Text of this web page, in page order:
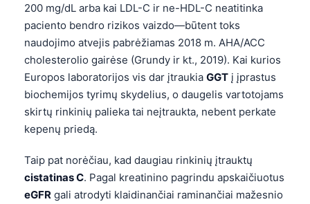
200 mg/dL arba kai LDL-C ir ne-HDL-C neatitinka
paciento bendro rizikos vaizdo—būtent toks
naudojimo atvejis pabrėžiamas 2018 m. AHA/ACC
cholesterolio gairėse (Grundy ir kt., 2019). Kai kurios
Europos laboratorijos vis dar įtraukia GGT į įprastus
biochemijos tyrimų skydelius, o daugelis vartotojams
skirtų rinkinių palieka tai neįtraukta, nebent perkate
kepenų priedą.
Taip pat norėčiau, kad daugiau rinkinių įtrauktų
cistatinas C. Pagal kreatinino pagrindu apskaičiuotus
eGFR gali atrodyti klaidinančiai raminančiai mažesnio